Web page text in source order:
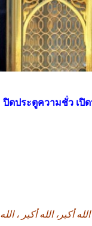
ปิดประตูความชั่ว เปิ
الله أكبر، الله أكبر ، الله